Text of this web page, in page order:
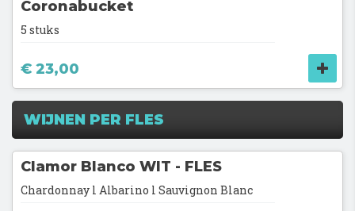
Coronabucket
5 stuks
€ 23,00
WIJNEN PER FLES
Clamor Blanco WIT - FLES
Chardonnay l Albarino l Sauvignon Blanc